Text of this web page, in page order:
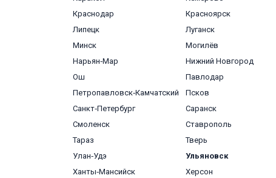
Краснодар
Красноярск
Липецк
Луганск
Минск
Могилёв
Нарьян‑Мар
Нижний Новгород
Ош
Павлодар
Петропавловск‑Камчатский
Псков
Санкт‑Петербург
Саранск
Смоленск
Ставрополь
Тараз
Тверь
Улан‑Удэ
Ульяновск
Ханты‑Мансийск
Херсон